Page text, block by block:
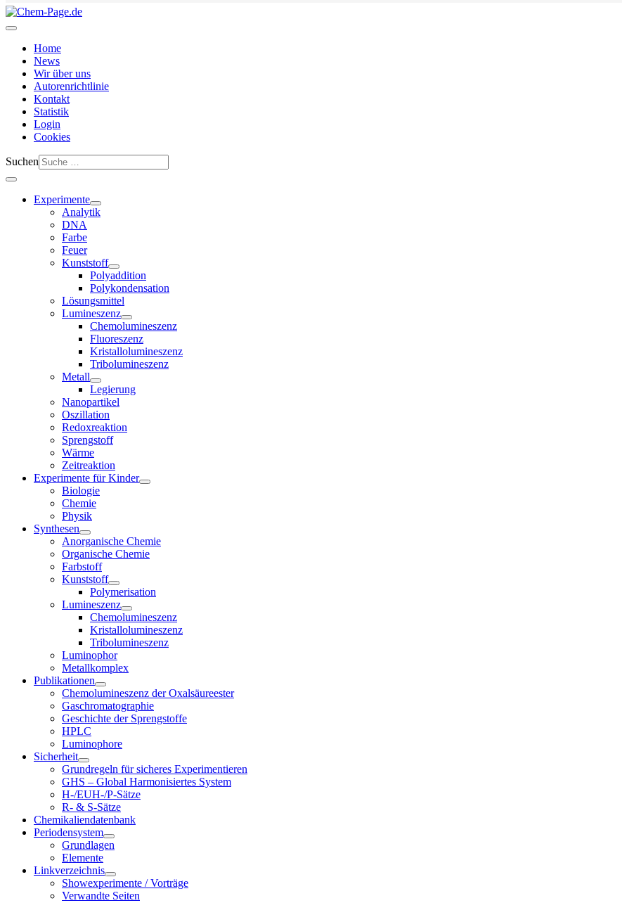
Home
News
Wir über uns
Autorenrichtlinie
Kontakt
Statistik
Login
Cookies
Suchen
Experimente
Analytik
DNA
Farbe
Feuer
Kunststoff
Polyaddition
Polykondensation
Lösungsmittel
Lumineszenz
Chemolumineszenz
Fluoreszenz
Kristallolumineszenz
Tribolumineszenz
Metall
Legierung
Nanopartikel
Oszillation
Redoxreaktion
Sprengstoff
Wärme
Zeitreaktion
Experimente für Kinder
Biologie
Chemie
Physik
Synthesen
Anorganische Chemie
Organische Chemie
Farbstoff
Kunststoff
Polymerisation
Lumineszenz
Chemolumineszenz
Kristallolumineszenz
Tribolumineszenz
Luminophor
Metallkomplex
Publikationen
Chemolumineszenz der Oxalsäureester
Gaschromatographie
Geschichte der Sprengstoffe
HPLC
Luminophore
Sicherheit
Grundregeln für sicheres Experimentieren
GHS – Global Harmonisiertes System
H-/EUH-/P-Sätze
R- & S-Sätze
Chemikaliendatenbank
Periodensystem
Grundlagen
Elemente
Linkverzeichnis
Showexperimente / Vorträge
Verwandte Seiten